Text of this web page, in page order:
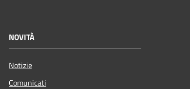
NOVITÀ
Notizie
Comunicati